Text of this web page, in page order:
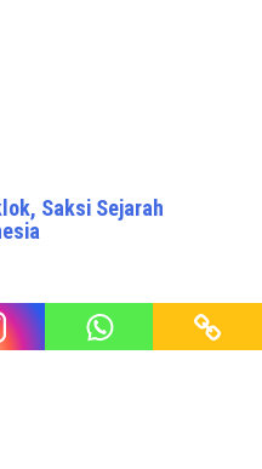
Saksi Sejarah